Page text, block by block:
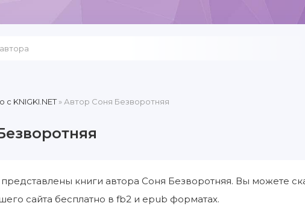
c KNIGKI.NET» Автор Соня Безворотняя
книги автора Соня Безворотняя. Вы можете
сайта бесплатно в fb2 и epub форматах.